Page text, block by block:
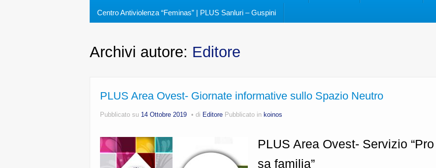
Centro Antiviolenza “Feminas” | PLUS Sanluri – Guspini
Archivi autore: Editore
PLUS Area Ovest- Giornate informative sullo Spazio Neutro
Pubblicato su 14 Ottobre 2019 di Editore Pubblicato in koinos
PLUS Area Ovest- Servizio “Pro
sa familia”